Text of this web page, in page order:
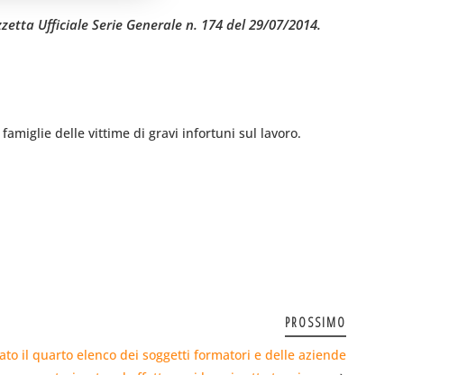
Ufficiale Serie Generale n. 174 del 29/07/2014.
delle vittime di gravi infortuni sul lavoro.
PROSSIMO
il quarto elenco dei soggetti formatori e delle aziende